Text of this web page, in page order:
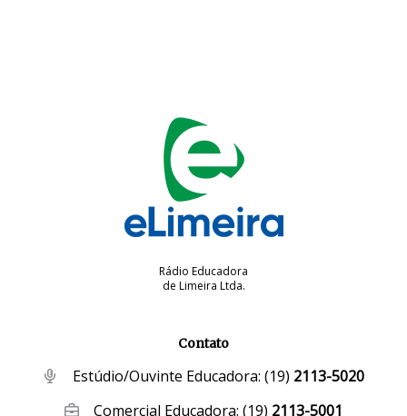
Rádio Educadora
de Limeira Ltda.
Contato
Estúdio/Ouvinte Educadora: (19) 2113-5020
Comercial Educadora:(19) 2113-5001